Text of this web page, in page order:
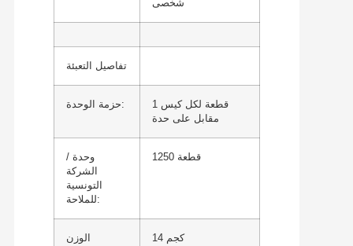
شخصى
تفاصيل التعبئة
حزمة الوحدة:
1 قطعة لكل كيس
مقابل على حدة
وحدة /
الشركة
التونسية
للملاحة:
1250 قطعة
الوزن
14 كجم